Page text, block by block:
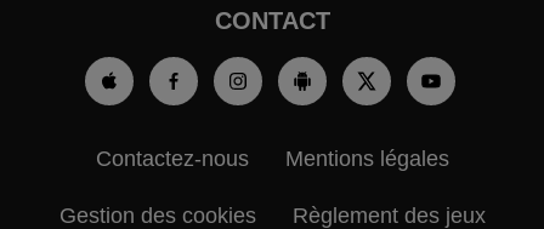
CONTACT
Contactez-nous Mentions légales
Gestion des cookies Règlement des jeux